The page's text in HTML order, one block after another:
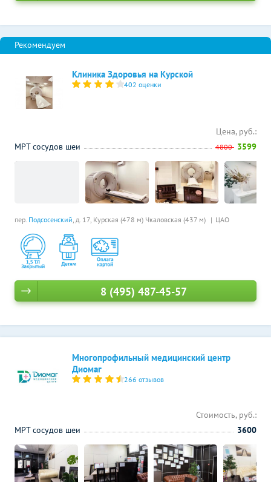
Клиника Здоровья на Курской
402 оценки
пер. Подсосенский, д. 17, Курская (478 м) Чкаловская (437 м) ЦАО
Цена, руб.:
МРТ сосудов шеи
4800 3599
8 (495) 487-45-57
Многопрофильный медицинский центр
Диомаг
266 отзывов
Стоимость, руб.:
МРТ сосудов шеи
3600